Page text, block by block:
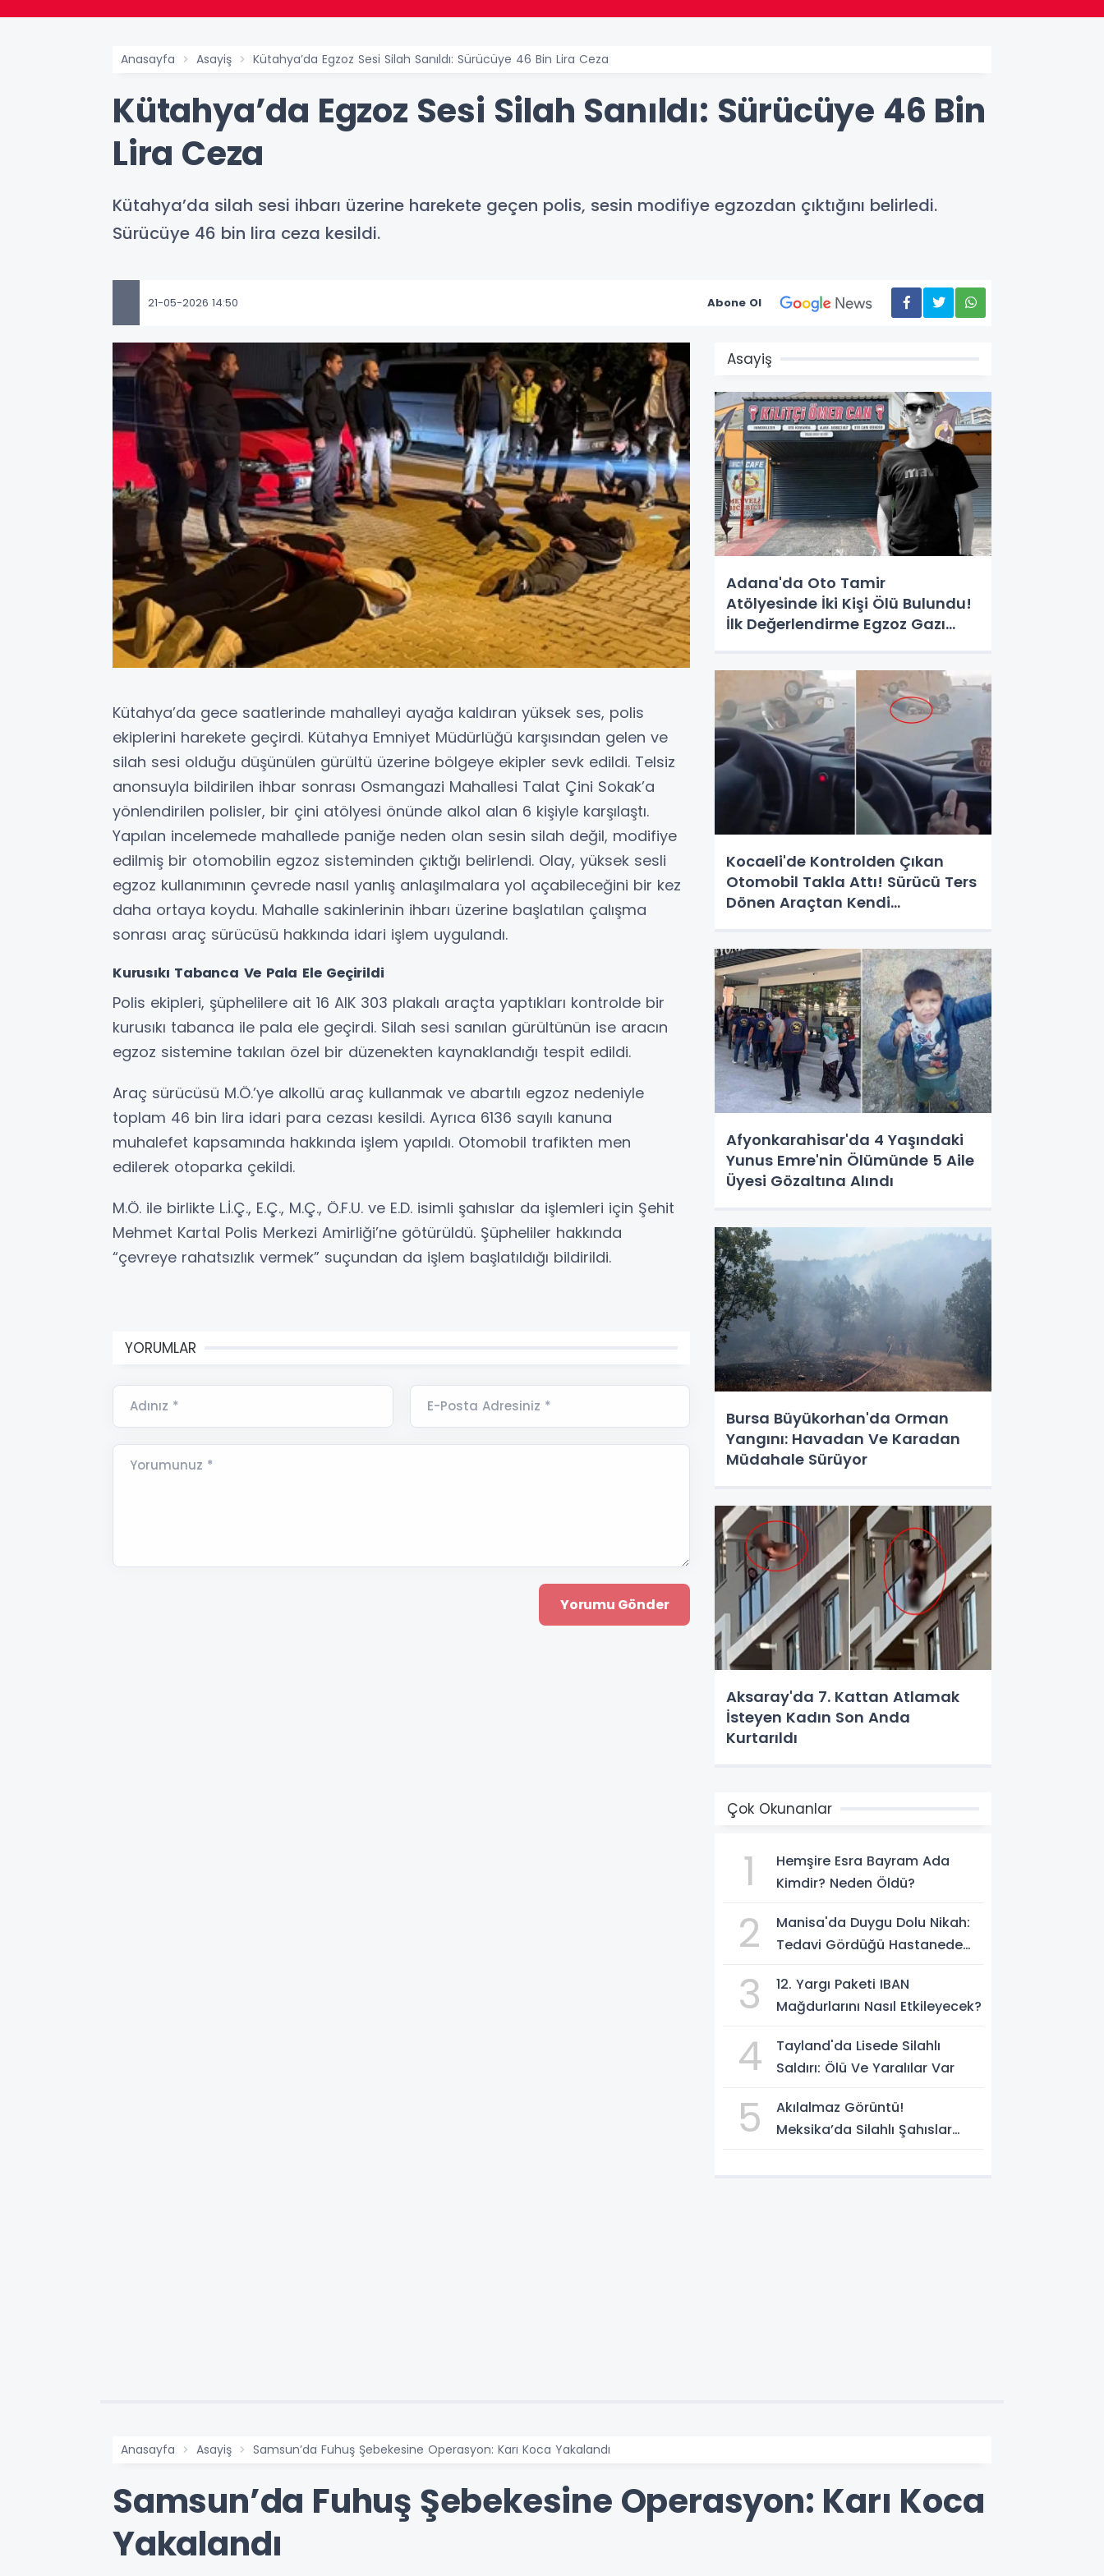
Anasayfa Asayiş Kütahya’da Egzoz Sesi Silah Sanıldı: Sürücüye 46 Bin Lira Ceza
Kütahya’da Egzoz Sesi Silah Sanıldı: Sürücüye 46 Bin
Lira Ceza
Kütahya’da silah sesi ihbarı üzerine harekete geçen polis, sesin modifiye egzozdan çıktığını belirledi.
Sürücüye 46 bin lira ceza kesildi.
21-05-2026 14:50 Abone Ol
Kütahya’da gece saatlerinde mahalleyi ayağa kaldıran yüksek ses, polis
ekiplerini harekete geçirdi. Kütahya Emniyet Müdürlüğü karşısından gelen ve
silah sesi olduğu düşünülen gürültü üzerine bölgeye ekipler sevk edildi. Telsiz
anonsuyla bildirilen ihbar sonrası Osmangazi Mahallesi Talat Çini Sokak’a
yönlendirilen polisler, bir çini atölyesi önünde alkol alan 6 kişiyle karşılaştı.
Yapılan incelemede mahallede paniğe neden olan sesin silah değil, modifiye
edilmiş bir otomobilin egzoz sisteminden çıktığı belirlendi. Olay, yüksek sesli
egzoz kullanımının çevrede nasıl yanlış anlaşılmalara yol açabileceğini bir kez
daha ortaya koydu. Mahalle sakinlerinin ihbarı üzerine başlatılan çalışma
sonrası araç sürücüsü hakkında idari işlem uygulandı.
Kurusıkı Tabanca Ve Pala Ele Geçirildi
Polis ekipleri, şüphelilere ait 16 AIK 303 plakalı araçta yaptıkları kontrolde bir
kurusıkı tabanca ile pala ele geçirdi. Silah sesi sanılan gürültünün ise aracın
egzoz sistemine takılan özel bir düzenekten kaynaklandığı tespit edildi.
Araç sürücüsü M.Ö.’ye alkollü araç kullanmak ve abartılı egzoz nedeniyle
toplam 46 bin lira idari para cezası kesildi. Ayrıca 6136 sayılı kanuna
muhalefet kapsamında hakkında işlem yapıldı. Otomobil trafikten men
edilerek otoparka çekildi.
M.Ö. ile birlikte L.İ.Ç., E.Ç., M.Ç., Ö.F.U. ve E.D. isimli şahıslar da işlemleri için Şehit
Mehmet Kartal Polis Merkezi Amirliği’ne götürüldü. Şüpheliler hakkında
“çevreye rahatsızlık vermek” suçundan da işlem başlatıldığı bildirildi.
YORUMLAR
Adınız * E-Posta Adresiniz *
Yorumunuz *
Asayiş
Adana'da Oto Tamir
Atölyesinde İki Kişi Ölü Bulundu!
İlk Değerlendirme Egzoz Gazı
Kocaeli'de Kontrolden Çıkan
Otomobil Takla Attı! Sürücü Ters
Dönen Araçtan Kendi
Afyonkarahisar'da 4 Yaşındaki
Yunus Emre'nin Ölümünde 5 Aile
Üyesi Gözaltına Alındı
Bursa Büyükorhan'da Orman
Yangını: Havadan Ve Karadan
Müdahale Sürüyor
Aksaray'da 7. Kattan Atlamak
İsteyen Kadın Son Anda
Kurtarıldı
Çok Okunanlar
1
Hemşire Esra Bayram Ada
Kimdir? Neden Öldü?
2
Manisa'da Duygu Dolu Nikah:
Tedavi Gördüğü Hastanede
3
12. Yargı Paketi IBAN
Mağdurlarını Nasıl Etkileyecek?
4
Tayland'da Lisede Silahlı
Saldırı: Ölü Ve Yaralılar Var
5
Akılalmaz Görüntü!
Meksika’da Silahlı Şahıslar
Anasayfa Asayiş Samsun’da Fuhuş Şebekesine Operasyon: Karı Koca Yakalandı
Samsun’da Fuhuş Şebekesine Operasyon: Karı Koca
Yakalandı